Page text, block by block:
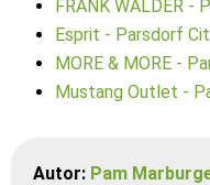
FRANK WALDER -
Esprit - Parsdorf
MORE & MORE -
Mustang Outlet -
Autor: Pam